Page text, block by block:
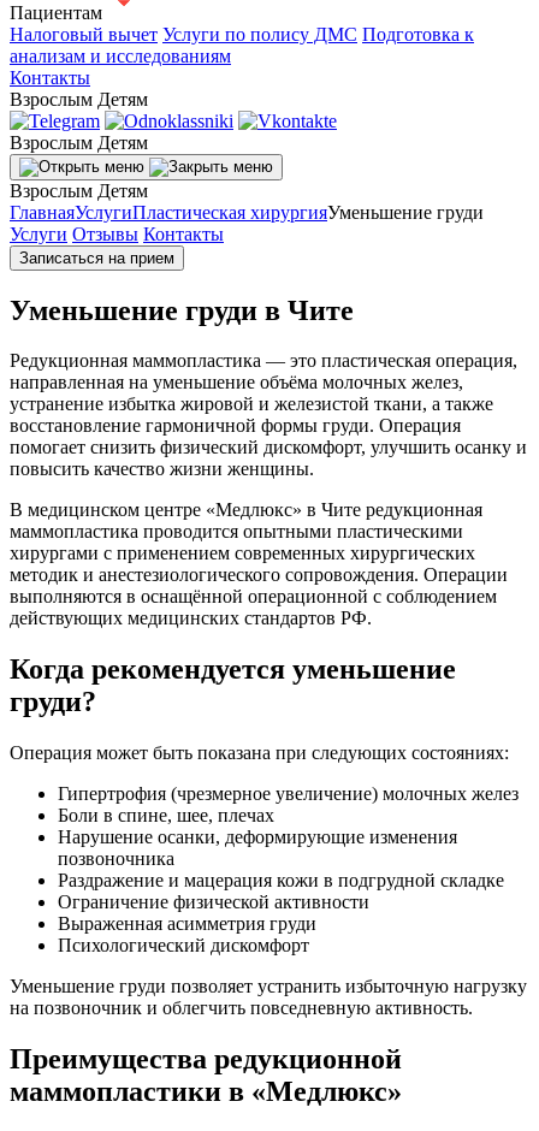
Пациентам
Налоговый вычет Услуги по полису ДМС Подготовка к
анализам и исследованиям
Контакты
Взрослым Детям
Взрослым Детям
Взрослым Детям
ГлавнаяУслугиПластическая хирургияУменьшение груди
Услуги Отзывы Контакты
Записаться на прием
Уменьшение груди в Чите
Редукционная маммопластика — это пластическая операция,
направленная на уменьшение объёма молочных желез,
устранение избытка жировой и железистой ткани, а также
восстановление гармоничной формы груди. Операция
помогает снизить физический дискомфорт, улучшить осанку и
повысить качество жизни женщины.
В медицинском центре «Медлюкс» в Чите редукционная
маммопластика проводится опытными пластическими
хирургами с применением современных хирургических
методик и анестезиологического сопровождения. Операции
выполняются в оснащённой операционной с соблюдением
действующих медицинских стандартов РФ.
Когда рекомендуется уменьшение
груди?
Операция может быть показана при следующих состояниях:
Гипертрофия (чрезмерное увеличение) молочных желез
Боли в спине, шее, плечах
Нарушение осанки, деформирующие изменения
позвоночника
Раздражение и мацерация кожи в подгрудной складке
Ограничение физической активности
Выраженная асимметрия груди
Психологический дискомфорт
Уменьшение груди позволяет устранить избыточную нагрузку
на позвоночник и облегчить повседневную активность.
Преимущества редукционной
маммопластики в «Медлюкс»